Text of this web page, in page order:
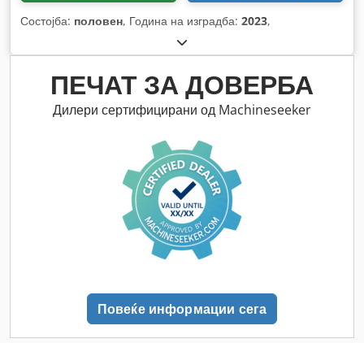
Состојба: половен, Година на изградба: 2023,
ПЕЧАТ ЗА ДОВЕРБА
Дилери сертифицирани од Machineseeker
Повеќе информации сега